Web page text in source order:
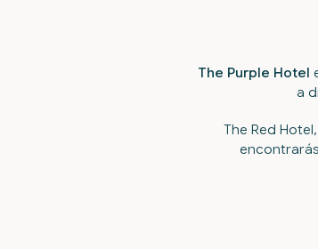
The Purple Hotel
a
The Red